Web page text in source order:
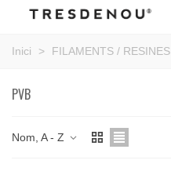
Inici > FILAMENTS / RESINES
PVB
Nom, A - Z